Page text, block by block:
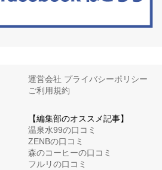
運営会社 プライバシーポリシー
ご利用規約
【編集部のオススメ記事】
温泉水99の口コミ
ZENBの口コミ
森のコーヒーの口コミ
フルリの口コミ